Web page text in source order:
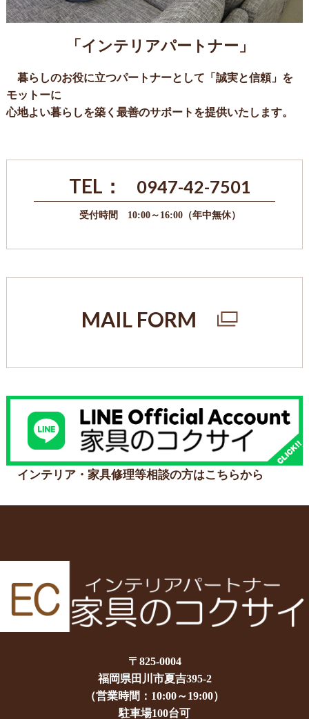
「インテリアパートナー」
暮らしのお役に立つパートナーとして「誠実と信頼」を
モットーに
心地よい暮らしを築く最善のサポートを提供いたします。
TEL： 0947-42-7501
受付時間 10:00～16:00（年中無休）
MAIL FORM
インテリア・家具修理等相談の方はこちらから
〒825-0004
福岡県田川市夏吉395-2
（営業時間：10:00～19:00）
駐車場100台可